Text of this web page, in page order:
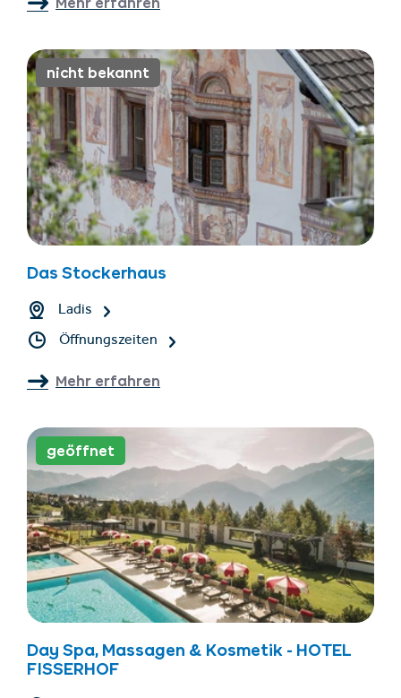
Mehr erfahren
nicht bekannt
Das Stockerhaus
Ladis
Öffnungszeiten
Mehr erfahren
geöffnet
Day Spa, Massagen & Kosmetik - HOTEL
FISSERHOF